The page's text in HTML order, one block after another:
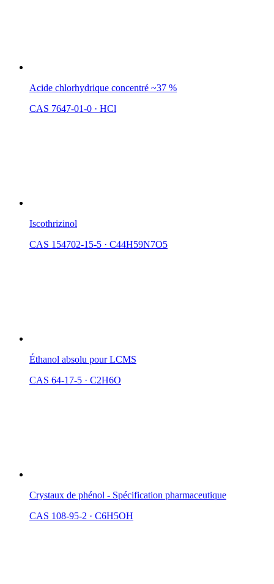
Acide chlorhydrique concentré ~37 %
CAS 7647-01-0 · HCl
Iscothrizinol
CAS 154702-15-5 · C44H59N7O5
Éthanol absolu pour LCMS
CAS 64-17-5 · C2H6O
Crystaux de phénol - Spécification pharmaceutique
CAS 108-95-2 · C6H5OH